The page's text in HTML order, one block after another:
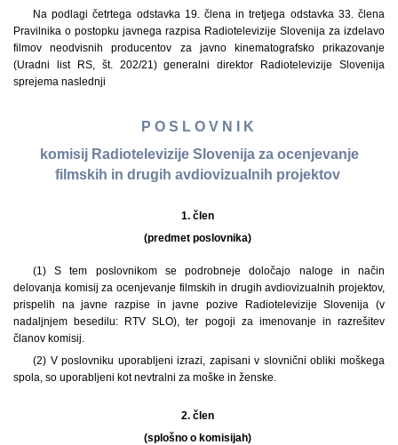
Na podlagi četrtega odstavka 19. člena in tretjega odstavka 33. člena
Pravilnika o postopku javnega razpisa Radiotelevizije Slovenija za izdelavo
filmov neodvisnih producentov za javno kinematografsko prikazovanje
(Uradni list RS, št. 202/21) generalni direktor Radiotelevizije Slovenija
sprejema naslednji
P O S L O V N I K
komisij Radiotelevizije Slovenija za ocenjevanje
filmskih in drugih avdiovizualnih projektov
1. člen
(predmet poslovnika)
(1) S tem poslovnikom se podrobneje določajo naloge in način
delovanja komisij za ocenjevanje filmskih in drugih avdiovizualnih projektov,
prispelih na javne razpise in javne pozive Radiotelevizije Slovenija (v
nadaljnjem besedilu: RTV SLO), ter pogoji za imenovanje in razrešitev
članov komisij.
(2) V poslovniku uporabljeni izrazi, zapisani v slovnični obliki moškega
spola, so uporabljeni kot nevtralni za moške in ženske.
2. člen
(splošno o komisijah)